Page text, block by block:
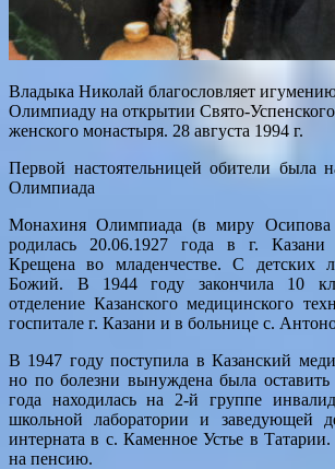
Владыка Николай благословляет
Олимпиаду на открытии Свято-Успенского
женского монастыря. 28 августа 1994 г.
Первой настоятельницей обители была
Олимпиада
Монахиня Олимпиада (в миру Осипова
родилась 20.06.1927 года в г.
Крещена во младенчестве. С детских
Божий. В 1944 году закончила 10
отделение Казанского медицинского
госпитале г. Казани и в больнице с.
В 1947 году поступила в Казанский
но по болезни вынуждена была
года находилась на 2-й группе
школьной лаборатории и заведующей
интерната в с. Каменное Устье в
на пенсию.